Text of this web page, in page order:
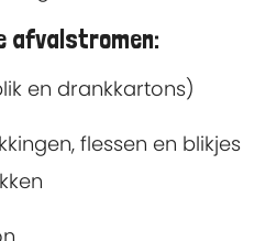
afvalstromen:
en drankkartons)
flessen en blikjes